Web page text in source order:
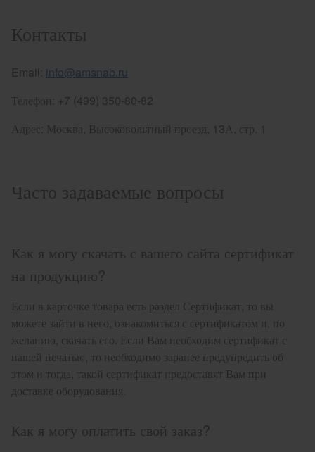
Контакты
Email: info@amsnab.ru
Телефон: +7 (499) 350-80-82
Адрес: Москва, Высоковольтный проезд, 13А, стр. 1
Часто задаваемые вопросы
Как я могу скачать с вашего сайта сертификат
на продукцию?
Если в карточке товара есть раздел Сертификат, то вы
можете зайти в него, ознакомиться с сертификатом и, по
желанию, скачать его. Если Вам необходим сертификат с
нашей печатью, то необходимо заранее предупредить об
этом и тогда, такой сертификат предоставят Вам при
доставке оборудования.
Как я могу оплатить свой заказ?